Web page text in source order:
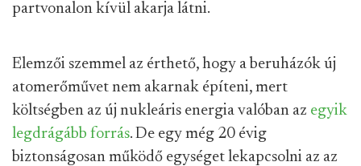
partvonalon kívül akarja látni.
Elemzői szemmel az érthető, hogy a beruházók új
atomerőművet nem akarnak építeni, mert
költségben az új nukleáris energia valóban az egyik
legdrágább forrás. De egy még 20 évig
biztonságosan működő egységet lekapcsolni az az